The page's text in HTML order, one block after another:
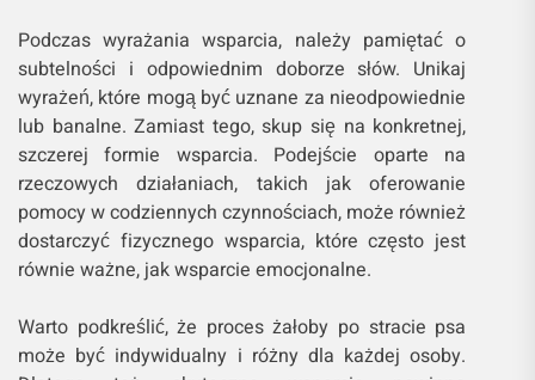
Podczas wyrażania wsparcia, należy pamiętać o
subtelności i odpowiednim doborze słów. Unikaj
wyrażeń, które mogą być uznane za nieodpowiednie
lub banalne. Zamiast tego, skup się na konkretnej,
szczerej formie wsparcia. Podejście oparte na
rzeczowych działaniach, takich jak oferowanie
pomocy w codziennych czynnościach, może również
dostarczyć fizycznego wsparcia, które często jest
równie ważne, jak wsparcie emocjonalne.
Warto podkreślić, że proces żałoby po stracie psa
może być indywidualny i różny dla każdej osoby.